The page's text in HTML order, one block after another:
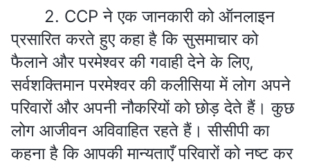
2. CCP ने एक जानकारी को ऑनलाइन
प्रसारित करते हुए कहा है कि सुसमाचार को
फैलाने और परमेश्वर की गवाही देने के लिए,
सर्वशक्तिमान परमेश्वर की कलीसिया में लोग अपने
परिवारों और अपनी नौकरियों को छोड़ देते हैं। कुछ
लोग आजीवन अविवाहित रहते हैं। सीसीपी का
कहना है कि आपकी मान्यताएँ परिवारों को नष्ट कर